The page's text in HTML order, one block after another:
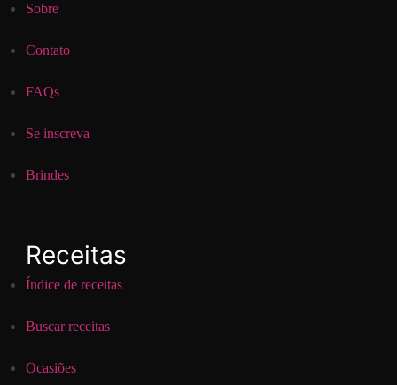
Sobre
Contato
FAQs
Se inscreva
Brindes
Receitas
Índice de receitas
Buscar receitas
Ocasiões